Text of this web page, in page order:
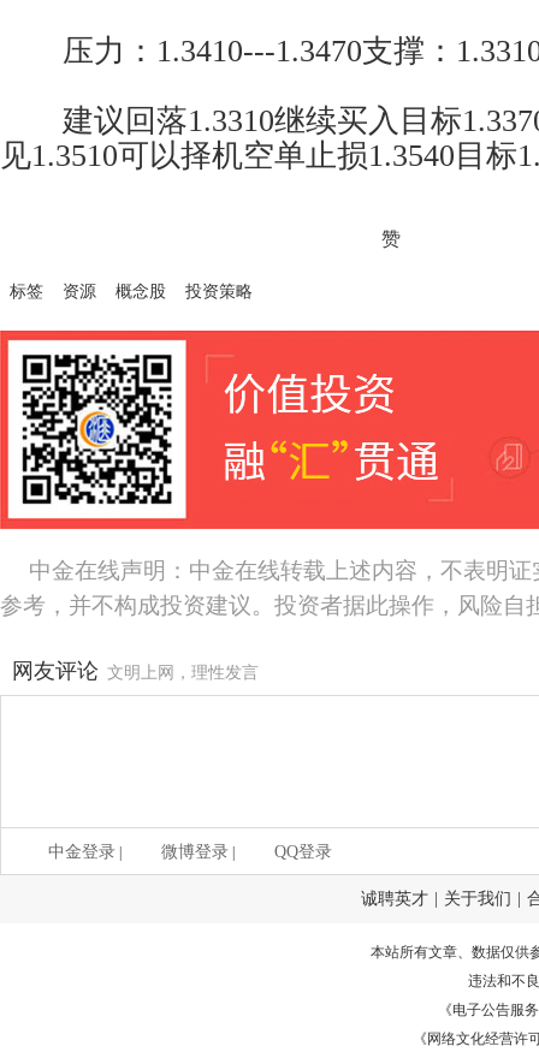
压力：1.3410---1.3470支撑：
建议回落1.3310继续买入目标
见1.3510可以择机空单止损1.3540目标
赞
标签 资源 概念股 投资策略
中金在线声明：中金在线转载上述内容，不表明
参考，并不构成投资建议。投资者据此操作，风险自
网友评论 文明上网，理性发言
中金登录 微博登录 QQ登录
诚聘英才 关于我们
本站所有文章、数据仅供
违法和不
《电子公告服务
《网络文化经营许